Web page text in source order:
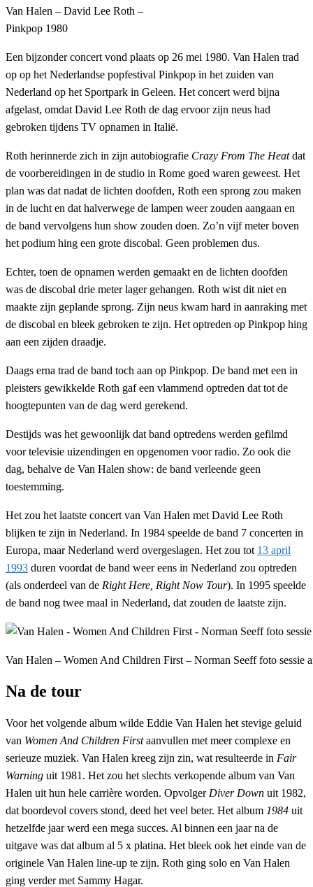
Van Halen – David Lee Roth –
Pinkpop 1980
Een bijzonder concert vond plaats op 26 mei 1980. Van Halen trad
op op het Nederlandse popfestival Pinkpop in het zuiden van
Nederland op het Sportpark in Geleen. Het concert werd bijna
afgelast, omdat David Lee Roth de dag ervoor zijn neus had
gebroken tijdens TV opnamen in Italië.
Roth herinnerde zich in zijn autobiografie Crazy From The Heatdat
de voorbereidingen in de studio in Rome goed waren geweest. Het
plan was dat nadat de lichten doofden, Roth een sprong zou maken
in de lucht en dat halverwege de lampen weer zouden aangaan en
de band vervolgens hun show zouden doen. Zo’n vijf meter boven
het podium hing een grote discobal. Geen problemen dus.
Echter, toen de opnamen werden gemaakt en de lichten doofden
was de discobal drie meter lager gehangen. Roth wist dit niet en
maakte zijn geplande sprong. Zijn neus kwam hard in aanraking met
de discobal en bleek gebroken te zijn. Het optreden op Pinkpop hing
aan een zijden draadje.
Daags erna trad de band toch aan op Pinkpop. De band met een in
pleisters gewikkelde Roth gaf een vlammend optreden dat tot de
hoogtepunten van de dag werd gerekend.
Destijds was het gewoonlijk dat band optredens werden gefilmd
voor televisie uizendingen en opgenomen voor radio. Zo ook die
dag, behalve de Van Halen show: de band verleende geen
toestemming.
Het zou het laatste concert van Van Halen met David Lee Roth
blijken te zijn in Nederland. In 1984 speelde de band 7 concerten in
Europa, maar Nederland werd overgeslagen. Het zou tot 13 april
1993 duren voordat de band weer eens in Nederland zou optreden
(als onderdeel van de Right Here, Right Now Tour). In 1995 speelde
de band nog twee maal in Nederland, dat zouden de laatste zijn.
Van Halen – Women And Children First – Norman Seeff foto sessie
Na de tour
Voor het volgende album wilde Eddie Van Halen het stevige geluid
van Women And Children Firstaanvullen met meer complexe en
serieuze muziek. Van Halen kreeg zijn zin, wat resulteerde in Fair
Warning uit 1981. Het zou het slechts verkopende album van Van
Halen uit hun hele carrière worden. Opvolger Diver Down uit 1982,
dat boordevol covers stond, deed het veel beter. Het album 1984 uit
hetzelfde jaar werd een mega succes. Al binnen een jaar na de
uitgave was dat album al 5 x platina. Het bleek ook het einde van de
originele Van Halen line-up te zijn. Roth ging solo en Van Halen
ging verder met Sammy Hagar.